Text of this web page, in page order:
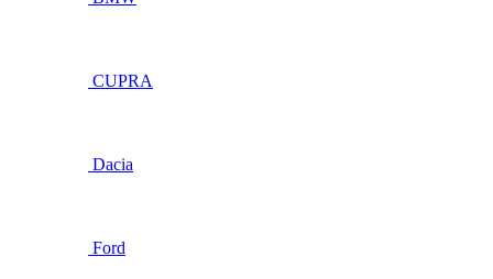
CUPRA
Dacia
Ford